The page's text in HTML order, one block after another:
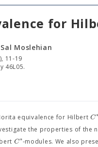
for
Moslehian
11-19
46L05.
equivalence for HilbertC∗
the properties of the
C∗-modules. We also